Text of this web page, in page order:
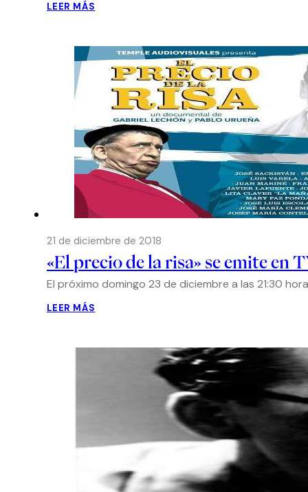
LEER MÁS
21 de diciembre de 2018
«El precio de la risa» se emite en
El próximo domingo 23 de diciembre a las 21:30
LEER MÁS